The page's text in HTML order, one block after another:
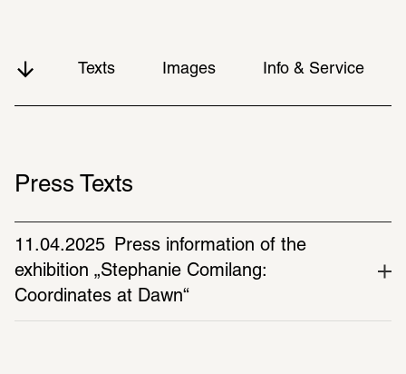
Texts Images Info & Service
Press Texts
11.04.2025
Press information of the
exhibition „Stephanie Comilang:
Coordinates at Dawn“